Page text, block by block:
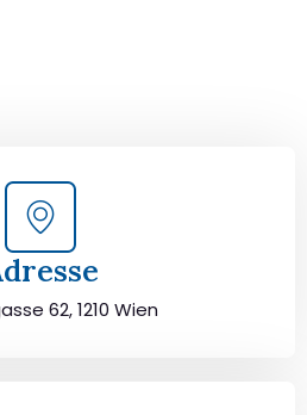
62, 1210 Wien